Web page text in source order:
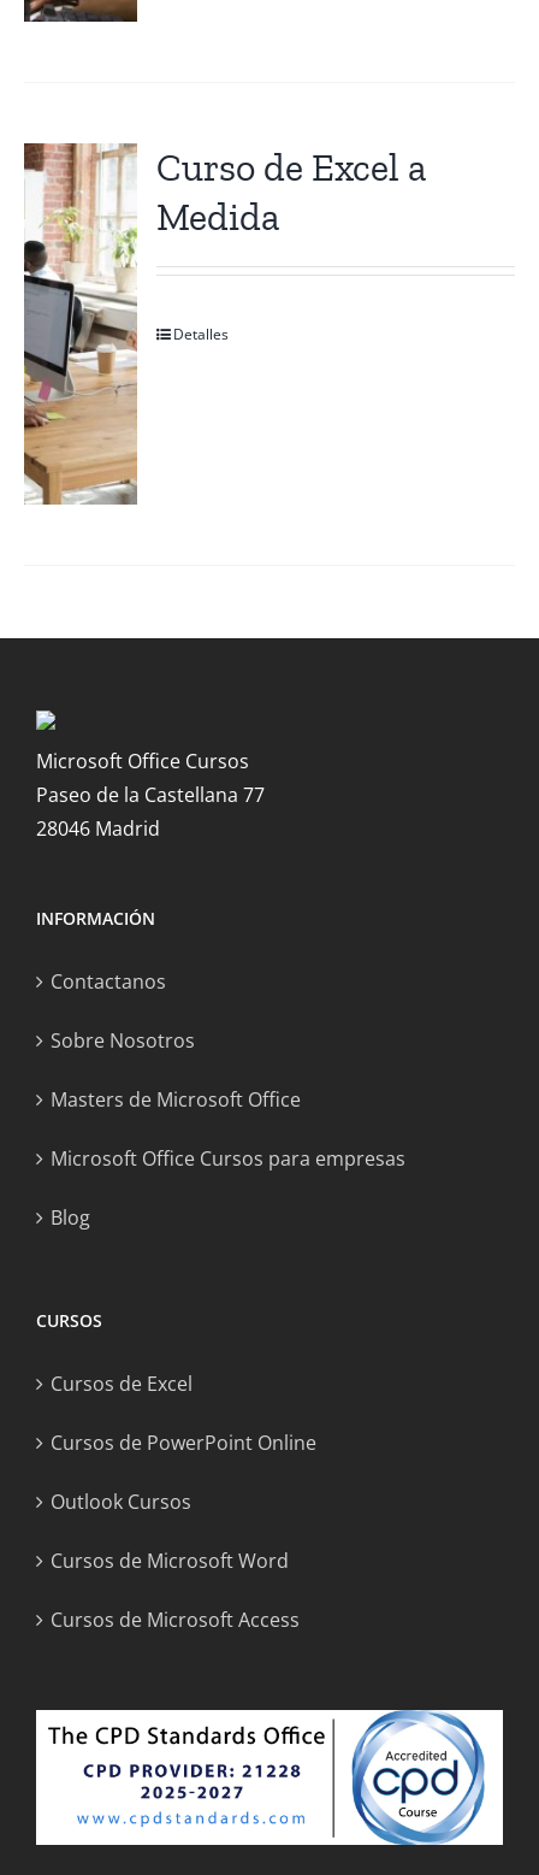
Curso de Excel a
Medida
Detalles
Microsoft Office Cursos
Paseo de la Castellana 77
28046 Madrid
INFORMACIÓN
Contactanos
Sobre Nosotros
Masters de Microsoft Office
Microsoft Office Cursos para empresas
Blog
CURSOS
Cursos de Excel
Cursos de PowerPoint Online
Outlook Cursos
Cursos de Microsoft Word
Cursos de Microsoft Access